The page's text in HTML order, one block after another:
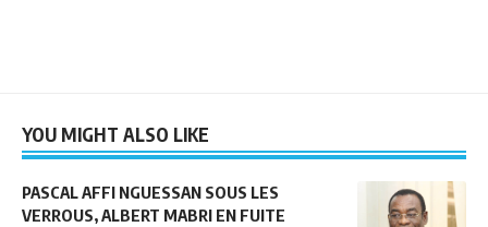
YOU MIGHT ALSO LIKE
PASCAL AFFI NGUESSAN SOUS LES
VERROUS, ALBERT MABRI EN FUITE